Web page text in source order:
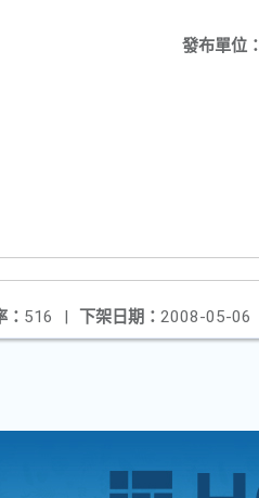
發布單位：
下架日期： 2008-05-06
： 516 |